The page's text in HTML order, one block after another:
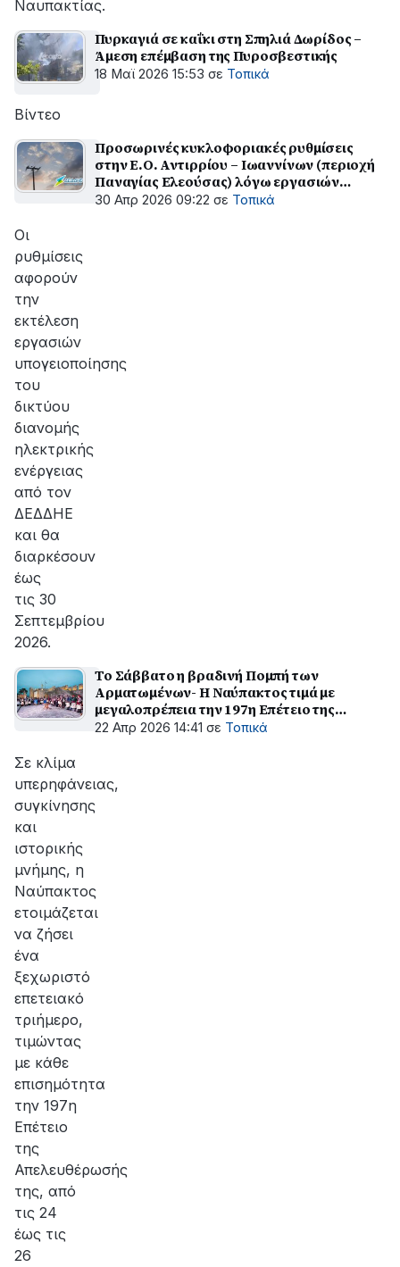
Ναυπακτίας.
Πυρκαγιά σε καΐκι στη Σπηλιά Δωρίδος –
Άμεση επέμβαση της Πυροσβεστικής
18 Μαϊ 2026 15:53 σε Τοπικά
Βίντεο
Προσωρινές κυκλοφοριακές ρυθμίσεις
στην Ε.Ο. Αντιρρίου – Ιωαννίνων (περιοχή
Παναγίας Ελεούσας) λόγω εργασιών
ΔΕΔΔΗΕ
30 Απρ 2026 09:22 σε Τοπικά
Οι
ρυθμίσεις
αφορούν
την
εκτέλεση
εργασιών
υπογειοποίησης
του
δικτύου
διανομής
ηλεκτρικής
ενέργειας
από τον
ΔΕΔΔΗΕ
και θα
διαρκέσουν
έως
τις 30
Σεπτεμβρίου
2026.
Το Σάββατο η βραδινή Πομπή των
Αρματωμένων- Η Ναύπακτος τιμά με
μεγαλοπρέπεια την 197η Επέτειο της
Απελευθέρωσής της
22 Απρ 2026 14:41 σε Τοπικά
Σε κλίμα
υπερηφάνειας,
συγκίνησης
και
ιστορικής
μνήμης, η
Ναύπακτος
ετοιμάζεται
να ζήσει
ένα
ξεχωριστό
επετειακό
τριήμερο,
τιμώντας
με κάθε
επισημότητα
την 197η
Επέτειο
της
Απελευθέρωσής
της, από
τις 24
έως τις
26